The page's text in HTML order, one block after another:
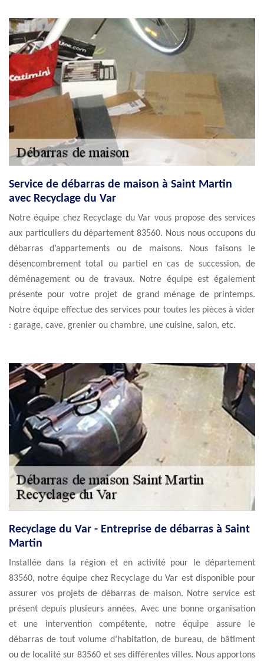
Service de débarras de maison à Saint Martin
avec Recyclage du Var
Notre équipe chez Recyclage du Var vous propose des services
aux particuliers du département 83560. Nous nous occupons du
débarras d’appartements ou de maisons. Nous faisons le
désencombrement total ou partiel en cas de succession, de
déménagement ou de travaux. Notre équipe est également
présente pour votre projet de grand ménage de printemps.
Notre équipe effectue des services pour toutes les pièces à vider
: garage, cave, grenier ou chambre, une cuisine, salon, etc.
Recyclage du Var - Entreprise de débarras à Saint
Martin
Installée dans la région et en activité pour le département
83560, notre équipe chez Recyclage du Var est disponible pour
assurer vos projets de débarras de maison. Notre service est
présent depuis plusieurs années. Avec une bonne organisation
et une intervention compétente, notre équipe assure le
débarras de tout volume d’habitation, de bureau, de bâtiment
ou de localité sur 83560 et ses différentes villes. Nous apportons